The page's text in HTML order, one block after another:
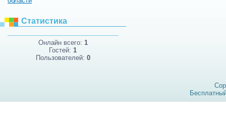
Статистика
Онлайн всего: 1
Гостей:1
Пользователей: 0